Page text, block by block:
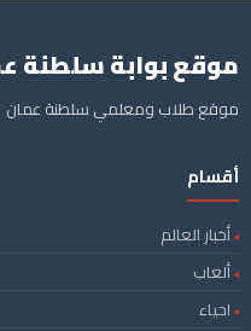
موقع بوابة سلطنة
موقع طلاب ومعلمي سلطنة عمان
أقسام
أخبار العالم
ألعاب
احياء